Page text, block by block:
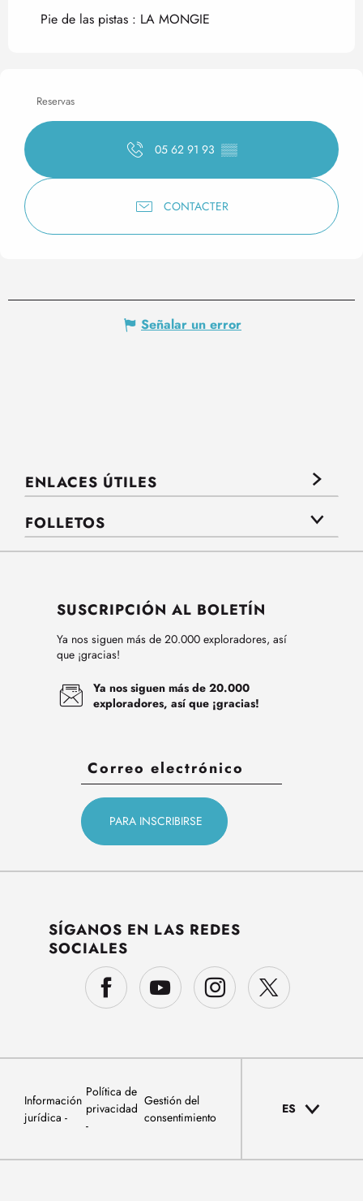
Pie de las pistas : LA MONGIE
Reservas
05 62 91 93 ▒▒
CONTACTER
Señalar un error
ENLACES ÚTILES
FOLLETOS
SUSCRIPCIÓN AL BOLETÍN
Ya nos siguen más de 20.000 exploradores, así
que ¡gracias!
Ya nos siguen más de 20.000
exploradores, así que ¡gracias!
SÍGANOS EN LAS REDES
SOCIALES
Información
jurídica
Política de
privacidad
Gestión del
consentimiento
ES